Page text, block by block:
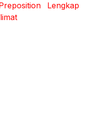
Lengkap